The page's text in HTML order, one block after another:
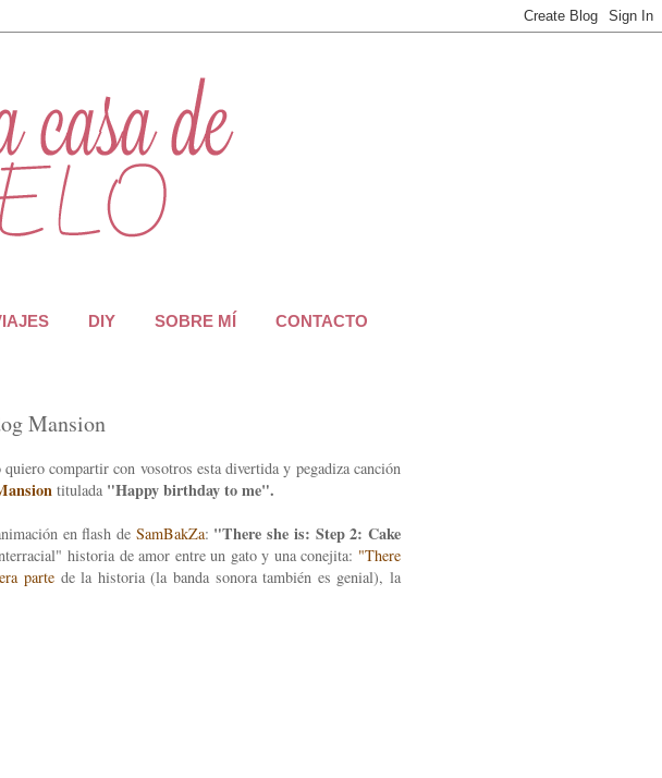
DIY SOBRE MÍ CONTACTO
Mansion
compartir con vosotros esta divertida y pegadiza canción
titulada "Happy birthday to me".
en flash de SamBakZa: "There she is: Step 2: Cake
historia de amor entre un gato y una conejita: "There
partede la historia (la banda sonora también es genial), la